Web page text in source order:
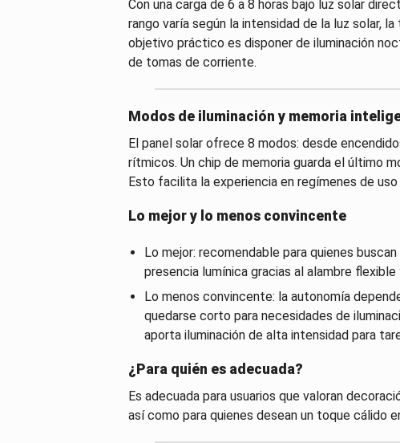
Con una carga de 6 a 8 horas bajo luz solar
rango varía según la intensidad de la luz solar,
objetivo práctico es disponer de iluminación
de tomas de corriente.
Modos de iluminación y memoria
El panel solar ofrece 8 modos: desde
rítmicos. Un chip de memoria guarda el último
Esto facilita la experiencia en regímenes de
Lo mejor y lo menos convincente
Lo mejor: recomendable para quienes
presencia lumínica gracias al alambre
Lo menos convincente: la autonomía
quedarse corto para necesidades de
aporta iluminación de alta intensidad para
¿Para quién es adecuada?
Es adecuada para usuarios que valoran
así como para quienes desean un toque cálido